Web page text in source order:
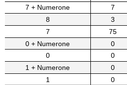
7 + Numerone
7
8
3
7
75
0 + Numerone
0
0
0
1 + Numerone
0
1
0